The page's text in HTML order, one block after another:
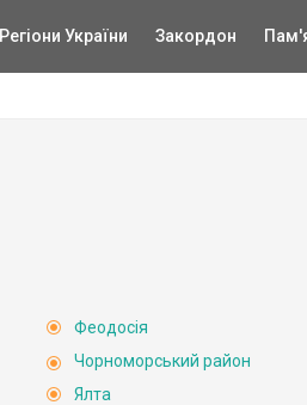
Регіони України Закордон
Феодосія
Чорноморський район
Ялта